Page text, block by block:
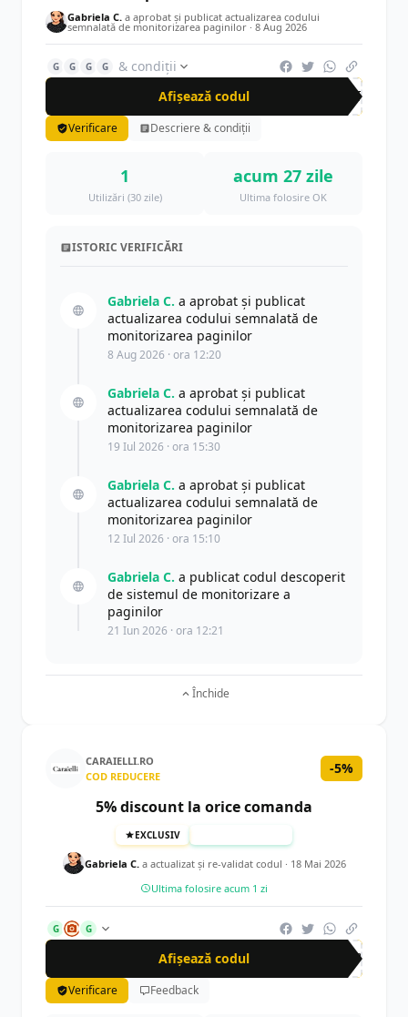
Gabriela C. a aprobat și publicat actualizarea codului
semnalată de monitorizarea paginilor · 8 Aug 2026
G G G G
& condiții
Afișează codul
HOT
Verificare Descriere & condiții
1
Utilizări (30 zile)
acum 27 zile
Ultima folosire OK
ISTORIC VERIFICĂRI
Gabriela C. a aprobat și publicat
actualizarea codului semnalată de
monitorizarea paginilor
8 Aug 2026 · ora 12:20
Gabriela C. a aprobat și publicat
actualizarea codului semnalată de
monitorizarea paginilor
19 Iul 2026 · ora 15:30
Gabriela C. a aprobat și publicat
actualizarea codului semnalată de
monitorizarea paginilor
12 Iul 2026 · ora 15:10
Gabriela C. a publicat codul descoperit
de sistemul de monitorizare a
paginilor
21 Iun 2026 · ora 12:21
Închide
CARAIELLI.RO
COD REDUCERE
-5%
5% discount la orice comanda
EXCLUSIV
Gabriela C. a actualizat şi re-validat codul · 18 Mai 2026
Ultima folosire acum 1 zi
G G
Afișează codul CUP
Verificare Feedback